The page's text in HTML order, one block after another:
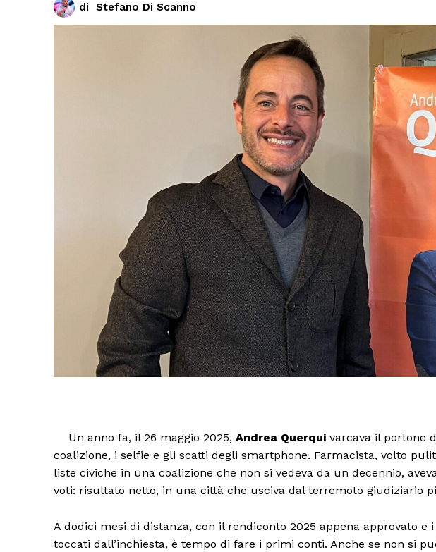
di Stefano Di Scanno
Un anno fa, il 26 maggio 2025, Andrea Querqui varcava il portone
coalizione, i selfie e gli scatti degli smartphone. Farmacista, volto
liste civiche in una coalizione che non si vedeva da un decennio,
voti: risultato netto, in una città che usciva dal terremoto giudiziario
A dodici mesi di distanza, con il rendiconto 2025 appena approvato
toccati dall’inchiesta, è tempo di fare i primi conti. Anche se non si